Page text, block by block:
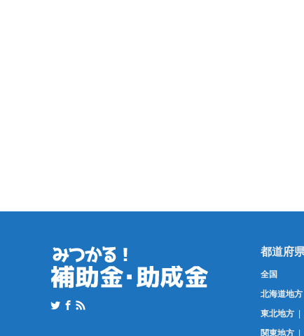
全国
北海道地方
東北地方
関東地方